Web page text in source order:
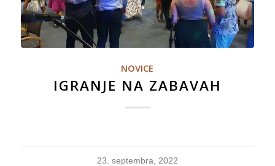
NOVICE
IGRANJE NA ZABAVAH
23. septembra, 2022